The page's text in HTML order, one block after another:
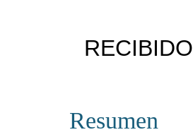
RECIBIDO
Resumen